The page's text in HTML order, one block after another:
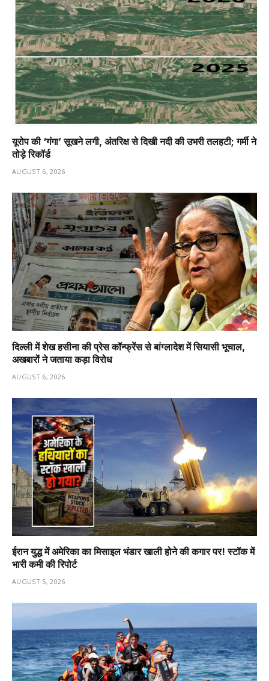
यूरोप की ‘गंगा’ सूखने लगी, अंतरिक्ष से दिखी नदी की उभरी तलहटी; गर्मी ने
तोड़े रिकॉर्ड
AUGUST 6, 2026
दिल्ली में शेख हसीना की प्रेस कॉन्फ्रेंस से बांग्लादेश में सियासी भूचाल,
अखबारों ने जताया कड़ा विरोध
AUGUST 6, 2026
ईरान युद्ध में अमेरिका का मिसाइल भंडार खाली होने की कगार पर! स्टॉक में
भारी कमी की रिपोर्ट
AUGUST 5, 2026